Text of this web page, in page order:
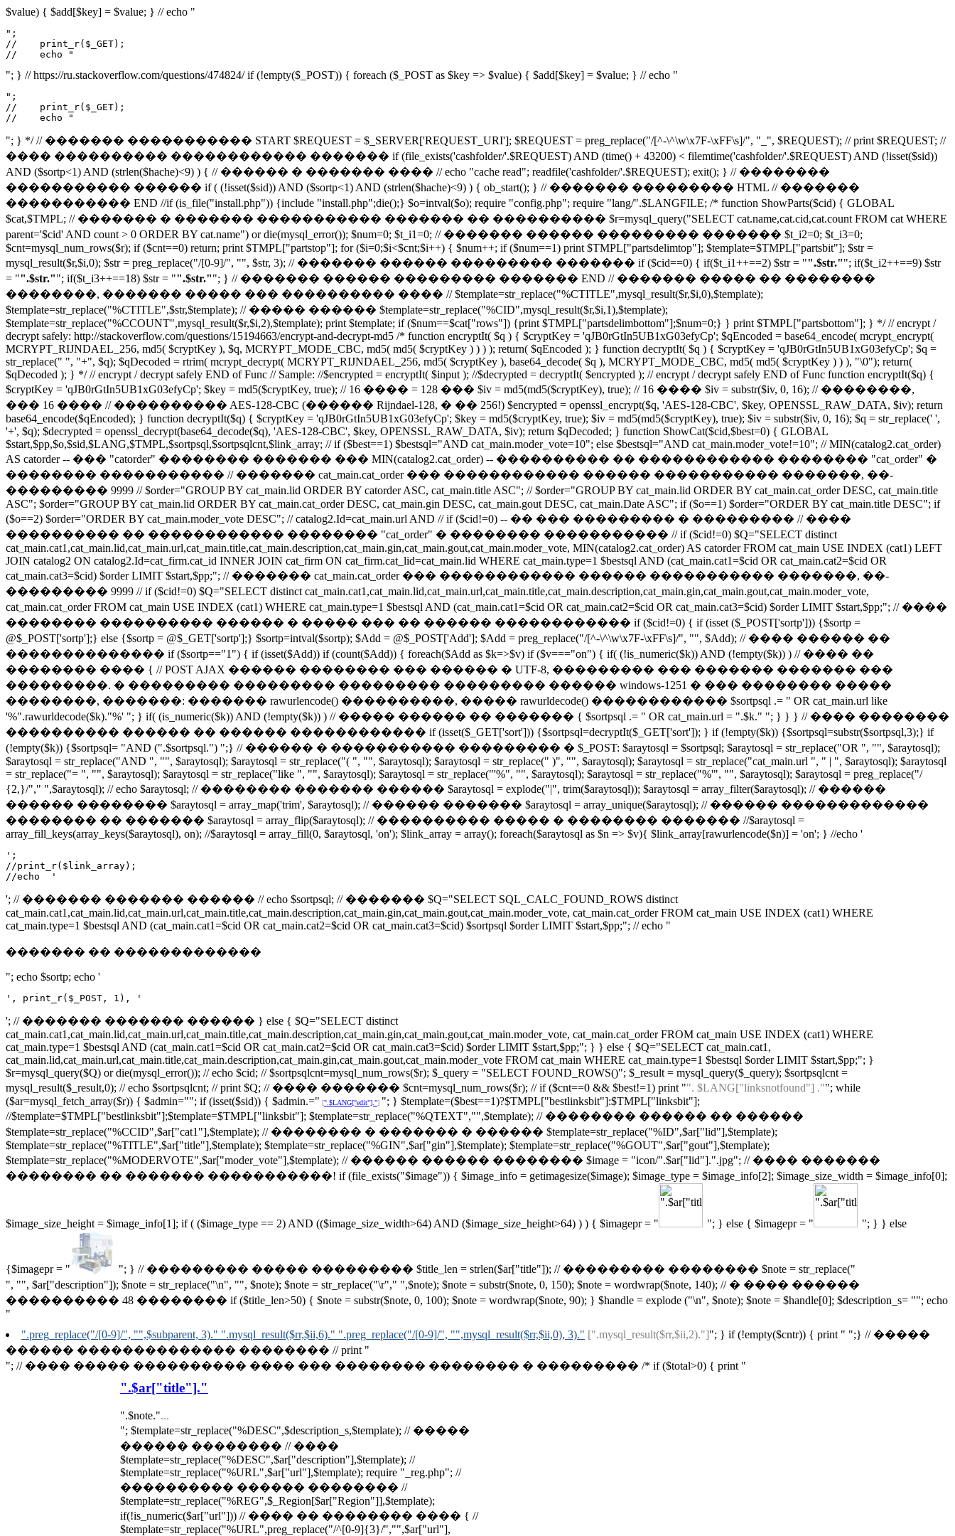
$value) { $add[$key] = $value; } // echo "
";
//    print_r($_GET);
//    echo "
"; } // https://ru.stackoverflow.com/questions/474824/ if (!empty($_POST)) { foreach ($_POST as $key => $value) { $add[$key] = $value; } // echo "
";
//    print_r($_GET);
//    echo "
"; } */ // ������� ����������� START $REQUEST = $_SERVER['REQUEST_URI']; $REQUEST = preg_replace("/[^-\^\w\x7F-\xFF\s]/", "_", $REQUEST); // print $REQUEST; //
���� ���������� ������������ ������� if (file_exists('cashfolder/'.$REQUEST) AND (time() + 43200) < filemtime('cashfolder/'.$REQUEST) AND (!isset($sid))
AND ($sortp<1) AND (strlen($hache)<9) ) { // ������ � ������� ���� // echo "cache read"; readfile('cashfolder/'.$REQUEST); exit(); } // ��������
����������� ������ if ( (!isset($sid)) AND ($sortp<1) AND (strlen($hache)<9) ) { ob_start(); } // ������� ��������� HTML // �������
����������� END //if (is_file("install.php")) {include "install.php";die();} $o=intval($o); require "config.php"; require "lang/".$LANGFILE; /* function ShowParts($cid) { GLOBAL
$cat,$TMPL; // ������� � ������� ����������� ������� �� ���������� $r=mysql_query("SELECT cat.name,cat.cid,cat.count FROM cat WHERE
parent='$cid' AND count > 0 ORDER BY cat.name") or die(mysql_error()); $num=0; $t_i1=0; // ������� ������ ��������� ������� $t_i2=0; $t_i3=0;
$cnt=mysql_num_rows($r); if ($cnt==0) return; print $TMPL["partstop"]; for ($i=0;$i<$cnt;$i++) { $num++; if ($num==1) print $TMPL["partsdelimtop"]; $template=$TMPL["partsbit"]; $str =
mysql_result($r,$i,0); $str = preg_replace("/[0-9]/", "", $str, 3); // ������� ������ ��������� ������� if ($cid==0) { if($t_i1++==2) $str = "".$str.""; if($t_i2++==9) $str
= "".$str.""; if($t_i3++==18) $str = "".$str.""; } // ������� ������ ��������� ������� END // ������� ����� �� ��������
��������, ������� ����� ��� ���������� ���� // $template=str_replace("%CTITLE",mysql_result($r,$i,0),$template);
$template=str_replace("%CTITLE",$str,$template); // ����� ������ $template=str_replace("%CID",mysql_result($r,$i,1),$template);
$template=str_replace("%CCOUNT",mysql_result($r,$i,2),$template); print $template; if ($num==$cat["rows"]) {print $TMPL["partsdelimbottom"];$num=0;} } print $TMPL["partsbottom"]; } */ // encrypt /
decrypt safely: http://stackoverflow.com/questions/15194663/encrypt-and-decrypt-md5 /* function encryptIt( $q ) { $cryptKey = 'qJB0rGtIn5UB1xG03efyCp'; $qEncoded = base64_encode( mcrypt_encrypt(
MCRYPT_RIJNDAEL_256, md5( $cryptKey ), $q, MCRYPT_MODE_CBC, md5( md5( $cryptKey ) ) ) ); return( $qEncoded ); } function decryptIt( $q ) { $cryptKey = 'qJB0rGtIn5UB1xG03efyCp'; $q =
str_replace(" ", "+", $q); $qDecoded = rtrim( mcrypt_decrypt( MCRYPT_RIJNDAEL_256, md5( $cryptKey ), base64_decode( $q ), MCRYPT_MODE_CBC, md5( md5( $cryptKey ) ) ), "\0"); return(
$qDecoded ); } */ // encrypt / decrypt safely END of Func // Sample: //$encrypted = encryptIt( $input ); //$decrypted = decryptIt( $encrypted ); // encrypt / decrypt safely END of Func function encryptIt($q) {
$cryptKey = 'qJB0rGtIn5UB1xG03efyCp'; $key = md5($cryptKey, true); // 16 ���� = 128 ��� $iv = md5(md5($cryptKey), true); // 16 ���� $iv = substr($iv, 0, 16); // ��������,
��� 16 ���� // ���������� AES-128-CBC (������ Rijndael-128, � �� 256!) $encrypted = openssl_encrypt($q, 'AES-128-CBC', $key, OPENSSL_RAW_DATA, $iv); return
base64_encode($qEncoded); } function decryptIt($q) { $cryptKey = 'qJB0rGtIn5UB1xG03efyCp'; $key = md5($cryptKey, true); $iv = md5(md5($cryptKey), true); $iv = substr($iv, 0, 16); $q = str_replace(' ',
'+', $q); $decrypted = openssl_decrypt(base64_decode($q), 'AES-128-CBC', $key, OPENSSL_RAW_DATA, $iv); return $qDecoded; } function ShowCat($cid,$best=0) { GLOBAL
$start,$pp,$o,$sid,$LANG,$TMPL,$sortpsql,$sortpsqlcnt,$link_array; // if ($best==1) $bestsql="AND cat_main.moder_vote=10"; else $bestsql="AND cat_main.moder_vote!=10"; // MIN(catalog2.cat_order)
AS catorder -- ��� "catorder" �������� ������� ��� MIN(catalog2.cat_order) -- ���������� �� ������������ �������� "cat_order" �
�������� ����������� // ������� cat_main.cat_order ��� ������������ ������ ����������� �������, ��-
��������� 9999 // $order="GROUP BY cat_main.lid ORDER BY catorder ASC, cat_main.title ASC"; // $order="GROUP BY cat_main.lid ORDER BY cat_main.cat_order DESC, cat_main.title
ASC"; $order="GROUP BY cat_main.lid ORDER BY cat_main.cat_order DESC, cat_main.gin DESC, cat_main.gout DESC, cat_main.Date ASC"; if ($o==1) $order="ORDER BY cat_main.title DESC"; if
($o==2) $order="ORDER BY cat_main.moder_vote DESC"; // catalog2.Id=cat_main.url AND // if ($cid!=0) -- �� ��� ��������� � ��������� // ����
���������� �� ������������ �������� "cat_order" � �������� ����������� // if ($cid!=0) $Q="SELECT distinct
cat_main.cat1,cat_main.lid,cat_main.url,cat_main.title,cat_main.description,cat_main.gin,cat_main.gout,cat_main.moder_vote, MIN(catalog2.cat_order) AS catorder FROM cat_main USE INDEX (cat1) LEFT
JOIN catalog2 ON catalog2.Id=cat_firm.cat_id INNER JOIN cat_firm ON cat_firm.cat_lid=cat_main.lid WHERE cat_main.type=1 $bestsql AND (cat_main.cat1=$cid OR cat_main.cat2=$cid OR
cat_main.cat3=$cid) $order LIMIT $start,$pp;"; // ������� cat_main.cat_order ��� ������������ ������ ����������� �������, ��-
��������� 9999 // if ($cid!=0) $Q="SELECT distinct cat_main.cat1,cat_main.lid,cat_main.url,cat_main.title,cat_main.description,cat_main.gin,cat_main.gout,cat_main.moder_vote,
cat_main.cat_order FROM cat_main USE INDEX (cat1) WHERE cat_main.type=1 $bestsql AND (cat_main.cat1=$cid OR cat_main.cat2=$cid OR cat_main.cat3=$cid) $order LIMIT $start,$pp;"; // ����
�������� ���������� ������ � ����� ��� �� ������ ������������ if ($cid!=0) { if (isset ($_POST['sortp'])) {$sortp =
@$_POST['sortp'];} else {$sortp = @$_GET['sortp'];} $sortp=intval($sortp); $Add = @$_POST['Add']; $Add = preg_replace("/[^-\^\w\x7F-\xFF\s]/", "", $Add); // ���� ������ ��
�������������� if ($sortp=="1") { if (isset($Add)) if (count($Add)) { foreach($Add as $k=>$v) if ($v==="on") { if( (!is_numeric($k)) AND (!empty($k)) ) // ���� ��
�������� ���� { // POST AJAX ������ �������� ��� ������ � UTF-8, ��������� ��� ������� ������� ���
���������. � ��������� ��������� ��������� ��������� ������ windows-1251 � ��� �������� �����
��������, �������: ������� rawurlencode() ����������, ����� rawurldecode() ������������ $sortpsql .= " OR cat_main.url like
'%".rawurldecode($k)."%' "; } if( (is_numeric($k)) AND (!empty($k)) ) // ����� ������ �� ������� { $sortpsql .= " OR cat_main.url = ".$k." "; } } } // ���� ��������
���������� ������ �� ������ ������������ if (isset($_GET['sort'])) {$sortpsql=decryptIt($_GET['sort']); } if (!empty($k)) {$sortpsql=substr($sortpsql,3);} if
(!empty($k)) {$sortpsql= "AND (".$sortpsql.") ";} // ������ � ����������� ��������� � $_POST: $araytosql = $sortpsql; $araytosql = str_replace("OR ", "", $araytosql);
$araytosql = str_replace("AND ", "", $araytosql); $araytosql = str_replace("( ", "", $araytosql); $araytosql = str_replace(" )", "", $araytosql); $araytosql = str_replace("cat_main.url ", " | ", $araytosql); $araytosql
= str_replace("= ", "", $araytosql); $araytosql = str_replace("like ", "", $araytosql); $araytosql = str_replace("'%", "", $araytosql); $araytosql = str_replace("%'", "", $araytosql); $araytosql = preg_replace("/
{2,}/"," ",$araytosql); // echo $araytosql; // �������� ������� ������ $araytosql = explode("|", trim($araytosql)); $araytosql = array_filter($araytosql); // ������
������ �������� $araytosql = array_map('trim', $araytosql); // ������ ������� $araytosql = array_unique($araytosql); // ������ �������������
�������� �� ������� $araytosql = array_flip($araytosql); // ���������� ����� � �������� ������� //$araytosql =
array_fill_keys(array_keys($araytosql), on); //$araytosql = array_fill(0, $araytosql, 'on'); $link_array = array(); foreach($araytosql as $n => $v){ $link_array[rawurlencode($n)] = 'on'; } //echo '
';
//print_r($link_array);
//echo  '
'; // ������� ������� ������ // echo $sortpsql; // ������� $Q="SELECT SQL_CALC_FOUND_ROWS distinct
cat_main.cat1,cat_main.lid,cat_main.url,cat_main.title,cat_main.description,cat_main.gin,cat_main.gout,cat_main.moder_vote, cat_main.cat_order FROM cat_main USE INDEX (cat1) WHERE
cat_main.type=1 $bestsql AND (cat_main.cat1=$cid OR cat_main.cat2=$cid OR cat_main.cat3=$cid) $sortpsql $order LIMIT $start,$pp;"; // echo "
������� �� �������������
"; echo $sortp; echo '
', print_r($_POST, 1), '
'; // ������� ������� ������ } else { $Q="SELECT distinct
cat_main.cat1,cat_main.lid,cat_main.url,cat_main.title,cat_main.description,cat_main.gin,cat_main.gout,cat_main.moder_vote, cat_main.cat_order FROM cat_main USE INDEX (cat1) WHERE
cat_main.type=1 $bestsql AND (cat_main.cat1=$cid OR cat_main.cat2=$cid OR cat_main.cat3=$cid) $order LIMIT $start,$pp;"; } } else { $Q="SELECT cat_main.cat1,
cat_main.lid,cat_main.url,cat_main.title,cat_main.description,cat_main.gin,cat_main.gout,cat_main.moder_vote FROM cat_main WHERE cat_main.type=1 $bestsql $order LIMIT $start,$pp;"; }
$r=mysql_query($Q) or die(mysql_error()); // echo $cid; // $sortpsqlcnt=mysql_num_rows($r); $_query = "SELECT FOUND_ROWS()"; $_result = mysql_query($_query); $sortpsqlcnt =
mysql_result($_result,0); // echo $sortpsqlcnt; // print $Q; // ���� ������� $cnt=mysql_num_rows($r); // if ($cnt==0 && $best!=1) print "". $LANG["linksnotfound"] .""; while
($ar=mysql_fetch_array($r)) { $admin=""; if (isset($sid)) { $admin.=" [".$LANG["edit"]."] "; } $template=($best==1)?$TMPL["bestlinksbit"]:$TMPL["linksbit"];
//$template=$TMPL["bestlinksbit"];$template=$TMPL["linksbit"]; $template=str_replace("%QTEXT","",$template); // �������� ������ �� ������
$template=str_replace("%CCID",$ar["cat1"],$template); // �������� � ������� � ������ $template=str_replace("%ID",$ar["lid"],$template);
$template=str_replace("%TITLE",$ar["title"],$template); $template=str_replace("%GIN",$ar["gin"],$template); $template=str_replace("%GOUT",$ar["gout"],$template);
$template=str_replace("%MODERVOTE",$ar["moder_vote"],$template); // ������ ������ �������� $image = "icon/".$ar["lid"].".jpg"; // ���� �������
�������� �� ������� �����������! if (file_exists("$image")) { $image_info = getimagesize($image); $image_type = $image_info[2]; $image_size_width = $image_info[0];
$image_size_height = $image_info[1]; if ( ($image_type == 2) AND (($image_size_width>64) AND ($image_size_height>64) ) ) { $imagepr = " "; } else { $imagepr = " "; } } else
{$imagepr = "
"; } // ��������� ����� ��������� $title_len = strlen($ar["title"]); // ��������� �������� $note = str_replace("
", "", $ar["description"]); $note = str_replace("\n", "", $note); $note = str_replace("\r"," ",$note); $note = substr($note, 0, 150); $note = wordwrap($note, 140); // � ���� ������
���������� 48 �������� if ($title_len>50) { $note = substr($note, 0, 100); $note = wordwrap($note, 90); } $handle = explode ("\n", $note); $note = $handle[0]; $description_s= ""; echo
"
".preg_replace("/[0-9]/", "",$subparent, 3)." ".mysql_result($rr,$ii,6)." ".preg_replace("/[0-9]/", "",mysql_result($rr,$ii,0), 3)." [".mysql_result($rr,$ii,2)."]"; } if (!empty($cntr)) { print " ";} // �����
������ �������������� �������� // print "
"; // ���� ����� ���������� ���� ��� �������� �������� � ��������� /* if ($total>0) { print "
".$ar["title"]."
".$note."...
"; $template=str_replace("%DESC",$description_s,$template); // �����
������ �������� // ����
$template=str_replace("%DESC",$ar["description"],$template); //
$template=str_replace("%URL",$ar["url"],$template); require "_reg.php"; //
���������� ������ �������� //
$template=str_replace("%REG",$_Region[$ar["Region"]],$template);
if(!is_numeric($ar["url"])) // ���� �� �������� ���� { //
$template=str_replace("%URL",preg_replace("/^[0-9]{3}/","",$ar["url"],